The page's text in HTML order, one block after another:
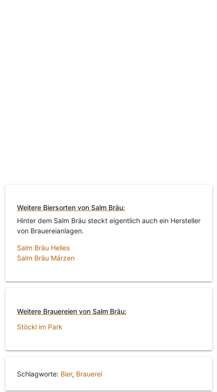
Weitere Biersorten von Salm Bräu:
Hinter dem Salm Bräu steckt eigentlich auch ein Hersteller
von Brauereianlagen.
Salm Bräu Helles
Salm Bräu Märzen
Weitere Brauereien von Salm Bräu:
Stöckl im Park
Schlagworte: Bier, Brauerei